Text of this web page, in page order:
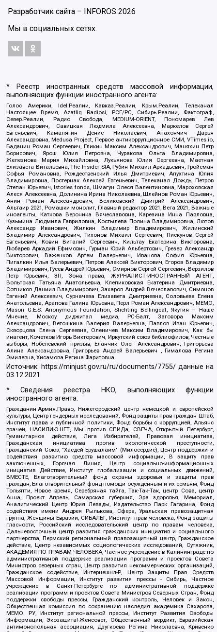
Разработчик сайта – INFOROS 2026
Мы в социальных сетях:
* Реестр иностранных средств массовой информации,
выполняющих функции иностранного агента:
Голос Америки, Idel.Реалии, Кавказ.Реалии, Крым.Реалии, Телеканал
Настоящее Время, Azatliq Radiosi, PCE/PC, Сибирь.Реалии, Фактограф,
Север.Реалии, Радио Свобода, MEDIUM-ORIENT, Пономарев Лев
Александрович, Савицкая Людмила Алексеевна, Маркелов Сергей
Евгеньевич, Камалягин Денис Николаевич, Апахончич Дарья
Александровна, Medusa Project, Первое антикоррупционное СМИ, VTimes.io,
Баданин Роман Сергеевич, Гликин Максим Александрович, Маняхин Петр
Борисович, Ярош Юлия Петровна, Чуракова Ольга Владимировна,
Железнова Мария Михайловна, Лукьянова Юлия Сергеевна, Маетная
Елизавета Витальевна, The Insider SIA, Рубин Михаил Аркадьевич, Гройсман
Софья Романовна, Рождественский Илья Дмитриевич, Апухтина Юлия
Владимировна, Постернак Алексей Евгеньевич, Телеканал Дождь, Петров
Степан Юрьевич, Istories fonds, Шмагун Олеся Валентиновна, Мароховская
Алеся Алексеевна, Долинина Ирина Николаевна, Шлейнов Роман Юрьевич,
Анин Роман Александрович, Великовский Дмитрий Александрович,
Альтаир 2021, Ромашки монолит, Главный редактор 2021, Вега 2021, Важные
иноагенты, Каткова Вероника Вячеславовна, Карезина Инна Павловна,
Кузьмина Людмила Гавриловна, Костылева Полина Владимировна, Лютов
Александр Иванович, Жилкин Владимир Владимирович, Жилинский
Владимир Александрович, Тихонов Михаил Сергеевич, Пискунов Сергей
Евгеньевич, Ковин Виталий Сергеевич, Кильтау Екатерина Викторовна,
Любарев Аркадий Ефимович, Гурман Юрий Альбертович, Грезев Александр
Викторович, Важенков Артем Валерьевич, Иванова София Юрьевна,
Пигалкин Илья Валерьевич, Петров Алексей Викторович, Егоров Владимир
Владимирович, Гусев Андрей Юрьевич, Смирнов Сергей Сергеевич, Верзилов
Петр Юрьевич, ЗП, Зона права, ЖУРНАЛИСТ-ИНОСТРАННЫЙ АГЕНТ,
Вольтская Татьяна Анатольевна, Клепиковская Екатерина Дмитриевна,
Сотников Даниил Владимирович, Захаров Андрей Вячеславович, Симонов
Евгений Алексеевич, Сурначева Елизавета Дмитриевна, Соловьева Елена
Анатольевна, Арапова Галина Юрьевна, Перл Роман Александрович, МЕМО,
Mason G.E.S. Anonymous Foundation, Stichting Bellingcat, Якутия – Наше
Мнение, Москоу диджитал медиа, РС-Балт, Заговора Максим
Александрович, Ветошкина Валерия Валерьевна, Павлов Иван Юрьевич,
Скворцова Елена Сергеевна, Оленичев Максим Владимирович, Как бы
инагент, Кочетков Игорь Викторович, Иркутский союз библиофилов, Честные
выборы, Нобелевский призыв, Еланчик Олег Александрович, Григорьева
Алина Александровна, Григорьев Андрей Валерьевич , Гималова Регина
Эмилевна, Хисамова Регина Фаритовна
Источник: https://minjust.gov.ru/ru/documents/7755/ данные на
03.12.2021
* Сведения реестра НКО, выполняющих функции
иностранного агента:
Гражданин.Армия.Право, Нижегородский центр немецкой и европейской
культуры, Центр гендерных исследований, Фонд защиты прав граждан Штаб,
Институт права и публичной политики, Фонд борьбы с коррупцией, Альянс
врачей, НАСИЛИЮ.НЕТ, Мы против СПИДа, СВЕЧА, Открытый Петербург,
Гуманитарное действие, Лига Избирателей, Правовая инициатива,
Гражданская инициатива против экологической преступности,
Гражданский Союз, "Хасдей Ерушалаим" (Милосердие), Центр поддержки и
содействия развитию средств массовой информации, В защиту прав
заключенных, Горячая Линия, Центр социально-информационных
инициатив Действие, Институт глобализации и социальных движений,
ВМЕСТЕ, Благотворительный фонд охраны здоровья и защиты прав
граждан, Благотворительный фонд помощи осужденным и их семьям, Фонд
Тольятти, Новое время, Серебряная тайга, Так-Так-Так, центр Сова, центр
Анна, Проект Апрель, Самарская губерния, Эра здоровья, Мемориал,
Аналитический Центр Юрия Левады, Издательство Парк Гагарина, Фонд
содействия имени Андрея Рылькова, Сфера, Уральская правозащитная
группа, Женщины Евразии, СИБАЛЬТ, Институт прав человека, Фонд защиты
гласности, Российский исследовательский центр по правам человека,
Дальневосточный центр развития гражданских инициатив и социального
партнерства, Пермский региональный правозащитный центр, Гражданское
действие, Центр независимых социологических исследований, Сутяжник,
АКАДЕМИЯ ПО ПРАВАМ ЧЕЛОВЕКА, Частное учреждение в Калининграде по
административной поддержке реализации программ и проектов Совета
Министров северных стран, Центр развития некоммерческих организаций,
Гражданское содействие, Интернешнл-Р, Центр Защиты Прав Средств
Массовой Информации, Институт развития прессы - Сибирь, Частное
учреждение в Санкт-Петербурге по административной поддержке
реализации программ и проектов Совета Министров Северных Стран, Фонд
поддержки свободы прессы, Гражданский контроль, Человек и Закон,
Общественная комиссия по сохранению наследия академика Сахарова,
МЕМО. РУ, Институт региональной прессы, Институт Развития Свободы
Информации, Экозащита!-Женсовет, Общественный вердикт, Евразийская
антимонопольная ассоциация, Дзугкоева Регина Николаевна, Кривенко